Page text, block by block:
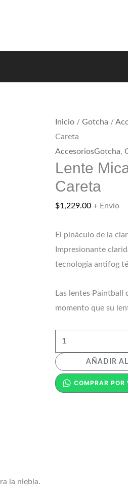
Inicio / Gotcha /
Careta
AccesoriosGotcha,
Lente
Careta
$1,229.00 + Envío
El pináculo de la
Impresionante
tecnología antifog
Las lentes Paintball
momento que su
Profit
AÑADIR
COMPRAR POR
la niebla.